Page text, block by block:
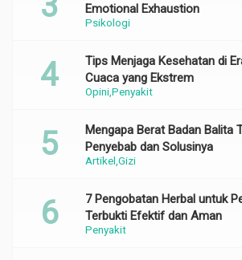
Psikologi
Emotional Exhaustion
OpiniPenyakit
Tips Menjaga Kesehatan di
Cuaca yang Ekstrem
Artikel Gizi
Mengapa Berat Badan Balita
Penyebab dan Solusinya
Penyakit
7 Pengobatan Herbal untuk
Terbukti Efektif dan Aman